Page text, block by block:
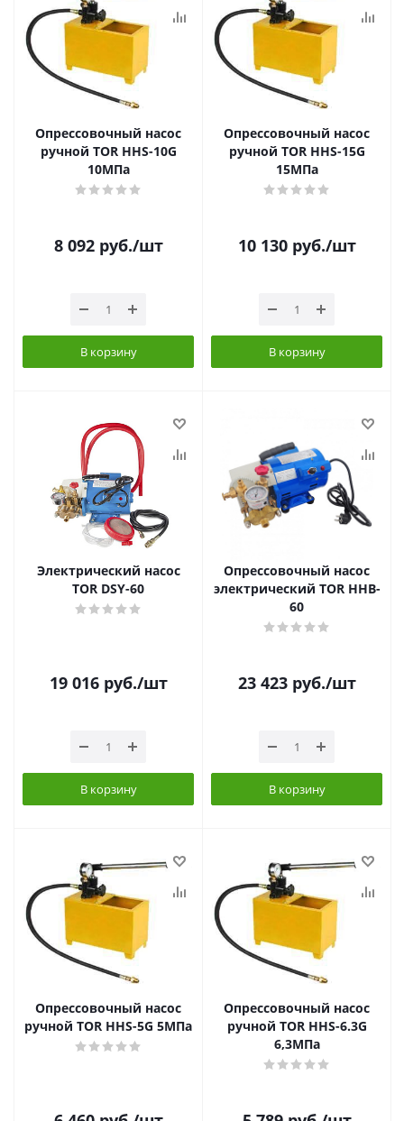
Опрессовочный насос
ручной TOR HHS-10G
10МПа
8 092руб./шт
В корзину
Опрессовочный насос
ручной TOR HHS-15G
15МПа
10 130руб./шт
В корзину
Электрический насос
TOR DSY-60
19 016руб./шт
В корзину
Опрессовочный насос
электрический TOR HHB-
60
23 423руб./шт
В корзину
Опрессовочный насос
ручной TOR HHS-5G 5МПа
Опрессовочный насос
ручной TOR HHS-6.3G
6,3МПа